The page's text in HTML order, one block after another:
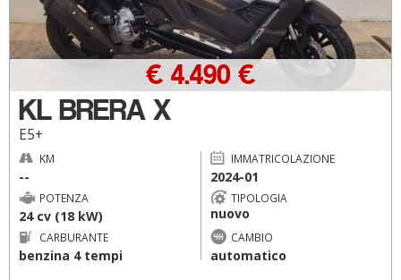
KL BRERA X
E5+
€ 4.490 €
KM
--
IMMATRICOLAZIONE
2024-01
POTENZA
24 cv (18 kW)
TIPOLOGIA
nuovo
CARBURANTE
benzina 4 tempi
CAMBIO
automatico